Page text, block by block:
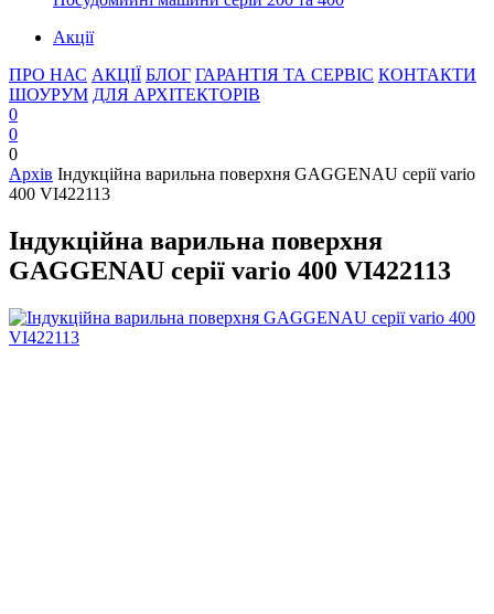
Акції
ПРО НАС АКЦІЇ БЛОГ ГАРАНТІЯ ТА СЕРВІС КОНТАКТИ
ШОУРУМ ДЛЯ АРХІТЕКТОРІВ
0
0
0
Архів Індукційна варильна поверхня GAGGENAU серії vario
400 VI422113
Індукційна варильна поверхня
GAGGENAU серії vario 400 VI422113